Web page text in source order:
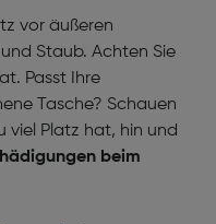
vor äußeren
Staub. Achten Sie
Passt Ihre
Tasche? Schauen
viel Platz hat, hin und
beim